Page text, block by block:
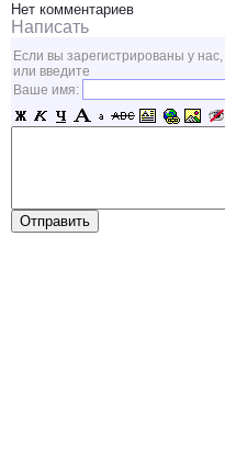
Нет комментариев
Написать
Если вы зарегистрированы у нас,
или введите
Ваше имя: